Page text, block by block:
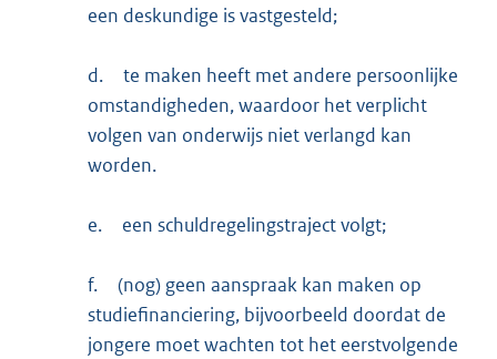
een deskundige is vastgesteld;
d.
te maken heeft met andere persoonlijke
omstandigheden, waardoor het verplicht
volgen van onderwijs niet verlangd kan
worden.
e. een schuldregelingstraject volgt;
f.
(nog) geen aanspraak kan maken op
studiefinanciering, bijvoorbeeld doordat de
jongere moet wachten tot het eerstvolgende